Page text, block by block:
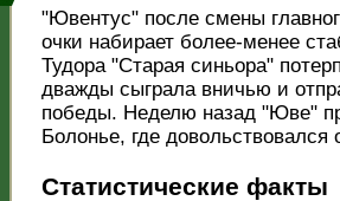
"Ювентус" после смены
очки набирает более-менее
Тудора "Старая синьора"
дважды сыграла вничью и
победы. Неделю назад "Юве"
Болонье, где
Статистические факты